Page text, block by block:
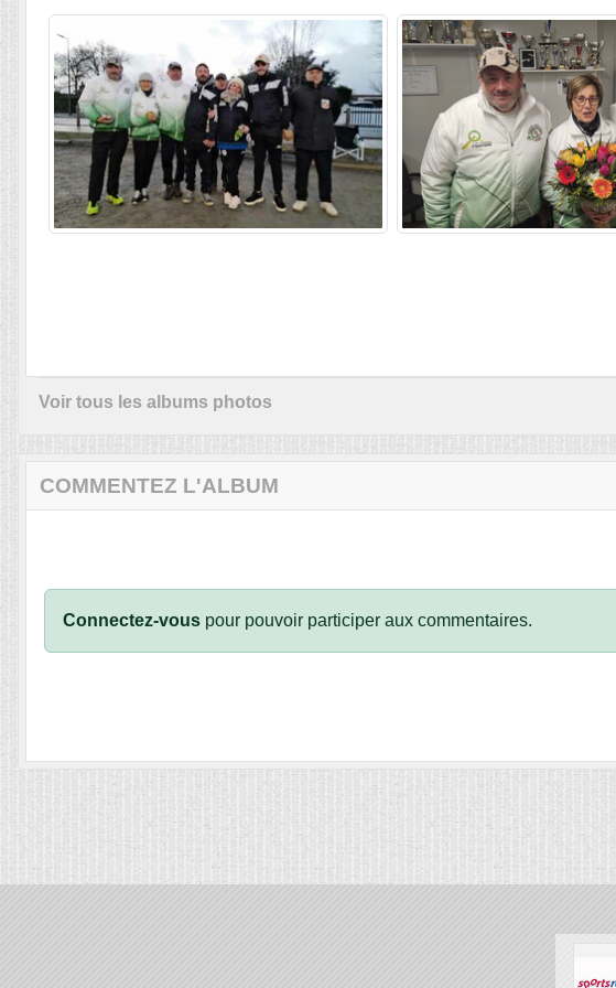
Voir tous les albums photos
COMMENTEZ L'ALBUM
Connectez-vous pour pouvoir participer aux commentaires.